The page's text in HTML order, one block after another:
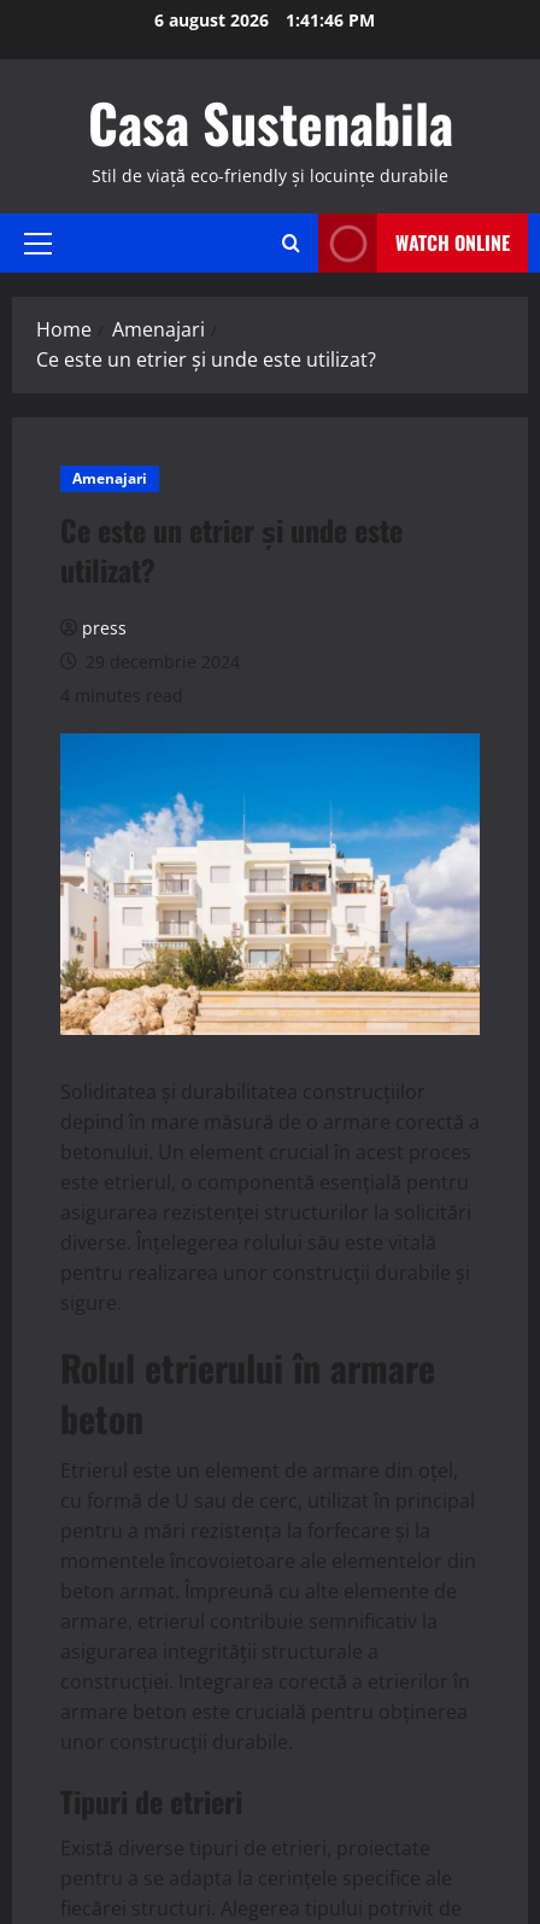
6 august 2026 1:41:47 PM
Casa Sustenabila
Stil de viață eco-friendly și locuințe durabile
Primary
WATCH ONLINE
Home
Amenajari
Ce este un etrier și unde este utilizat?
Amenajari
Ce este un etrier și unde este
utilizat?
press
29 decembrie 2024
4 minutes read
Soliditatea și durabilitatea construcțiilor
depind în mare măsură de o armare corectă a
betonului. Un element crucial în acest proces
este etrierul, o componentă esențială pentru
asigurarea rezistenței structurilor la solicitări
diverse. Înțelegerea rolului său este vitală
pentru realizarea unor construcții durabile și
sigure.
Rolul etrierului în armare
beton
Etrierul este un element de armare din oțel,
cu formă de U sau de cerc, utilizat în principal
pentru a mări rezistența la forfecare și la
momentele încovoietoare ale elementelor din
beton armat. Împreună cu alte elemente de
armare, etrierul contribuie semnificativ la
asigurarea integrității structurale a
construcției. Integrarea corectă a etrierilor în
armare beton este crucială pentru obținerea
unor construcții durabile.
Tipuri de etrieri
Există diverse tipuri de etrieri, proiectate
pentru a se adapta la cerințele specifice ale
fiecărei structuri. Alegerea tipului potrivit de